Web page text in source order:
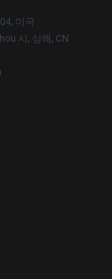
미국
시, 상해, CN